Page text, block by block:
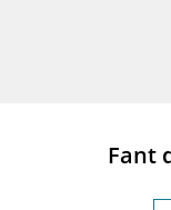
Fant